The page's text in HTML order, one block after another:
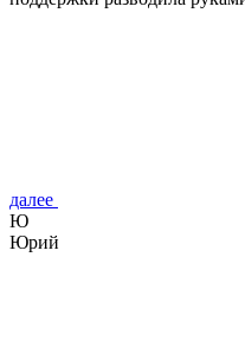
далее
Ю
Юрий